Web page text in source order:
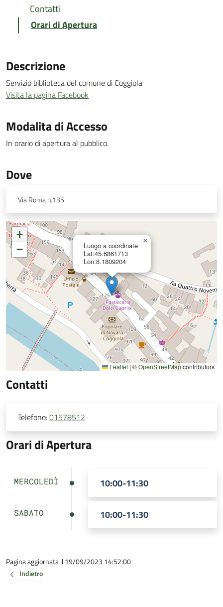
Contatti
Orari di Apertura
Descrizione
Servizio biblioteca del comune di Coggiola
Visita la pagina Facebook
Modalita di Accesso
In orario di apertura al pubblico.
Dove
Via Roma n.135
Luogo a coordinate
Lat:45.6861713
Lon:8.1809204
×
+
−
Leaflet | ©OpenStreetMapcontributors
Contatti
Telefono:01578512
Orari di Apertura
MERCOLEDÌ 10:00-11:30
SABATO 10:00-11:30
Pagina aggiornata il 19/09/2023 14:52:00
Indietro